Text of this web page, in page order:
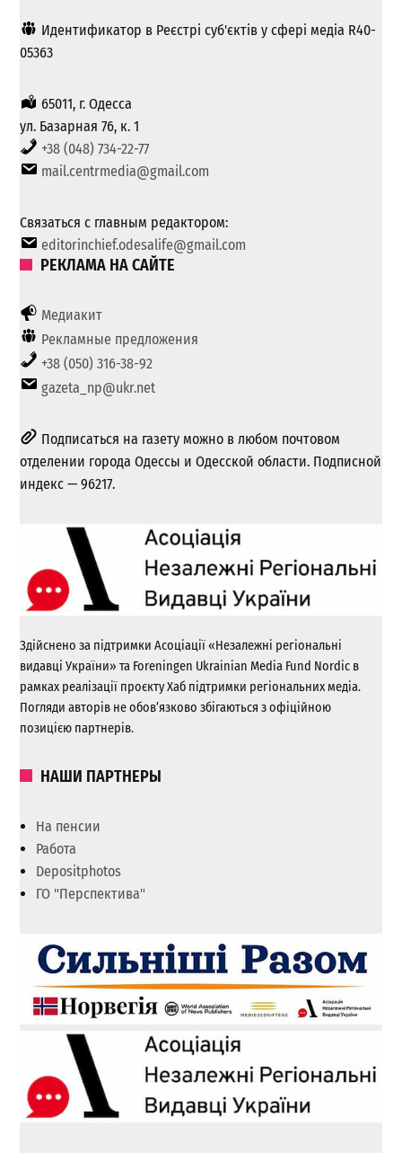
Идентификатор в Реєстрі суб'єктів у сфері медіа R40-
05363
65011, г. Одесса
ул. Базарная 76, к. 1
+38 (048) 734-22-77
mail.centrmedia@gmail.com
Связаться с главным редактором:
editorinchief.odesalife@gmail.com
РЕКЛАМА НА САЙТЕ
Медиакит
Рекламные предложения
+38 (050) 316-38-92
gazeta_np@ukr.net
Подписаться на газету можно в любом почтовом
отделении города Одессы и Одесской области. Подписной
индекс — 96217.
Здійснено за підтримки Асоціації «Незалежні регіональні
видавці України» та Foreningen Ukrainian Media Fund Nordic в
рамках реалізації проєкту Хаб підтримки регіональних медіа.
Погляди авторів не обов’язково збігаються з офіційною
позицією партнерів.
НАШИ ПАРТНЕРЫ
На пенсии
Работа
Depositphotos
ГО "Перспектива"